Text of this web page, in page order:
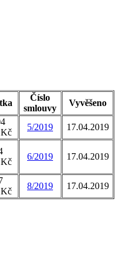
Číslo
smlouvy
Vyvěšeno
5/2019 17.04.2019
6/2019 17.04.2019
8/2019 17.04.2019